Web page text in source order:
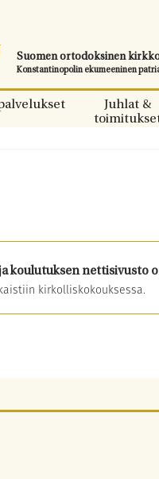
Suomen ortodoksinen
Konstantinopolin ekumeeninen
Juhlat &
koulutuksen nettisivusto
kirkolliskokouksessa.